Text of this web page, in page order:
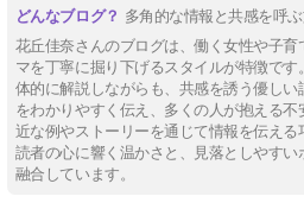
多角的な情報と共感を呼
花丘佳奈さんのブログは、働く女性や子
マを丁寧に掘り下げるスタイルが特徴で
体的に解説しながらも、共感を誘う優し
をわかりやすく伝え、多くの人が抱える
近な例やストーリーを通じて情報を伝える
読者の心に響く温かさと、見落としやす
融合しています。